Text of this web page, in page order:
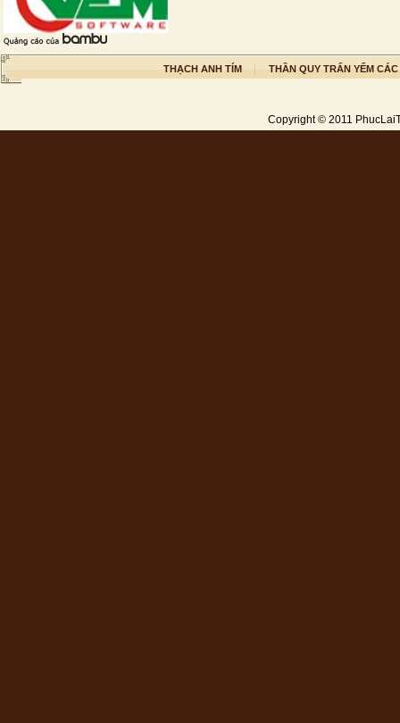
THẠCH ANH TÍM THẦN QUY TRẤN YỂM
Copyright © 2011